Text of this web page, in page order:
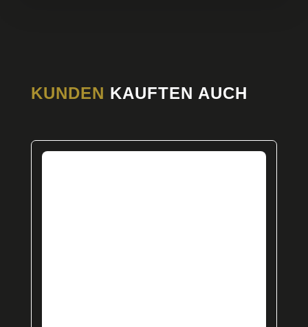
KUNDEN KAUFTEN AUCH